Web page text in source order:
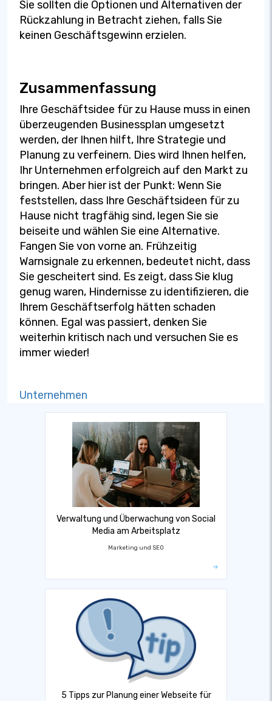
Sie sollten die Optionen und Alternativen der
Rückzahlung in Betracht ziehen, falls Sie
keinen Geschäftsgewinn erzielen.
Zusammenfassung
Ihre Geschäftsidee für zu Hause muss in einen
überzeugenden Businessplan umgesetzt
werden, der Ihnen hilft, Ihre Strategie und
Planung zu verfeinern. Dies wird Ihnen helfen,
Ihr Unternehmen erfolgreich auf den Markt zu
bringen. Aber hier ist der Punkt: Wenn Sie
feststellen, dass Ihre Geschäftsideen für zu
Hause nicht tragfähig sind, legen Sie sie
beiseite und wählen Sie eine Alternative.
Fangen Sie von vorne an. Frühzeitig
Warnsignale zu erkennen, bedeutet nicht, dass
Sie gescheitert sind. Es zeigt, dass Sie klug
genug waren, Hindernisse zu identifizieren, die
Ihrem Geschäftserfolg hätten schaden
können. Egal was passiert, denken Sie
weiterhin kritisch nach und versuchen Sie es
immer wieder!
Unternehmen
Verwaltung und Überwachung von Social
Media am Arbeitsplatz
Marketing und SEO
5 Tipps zur Planung einer Webseite für